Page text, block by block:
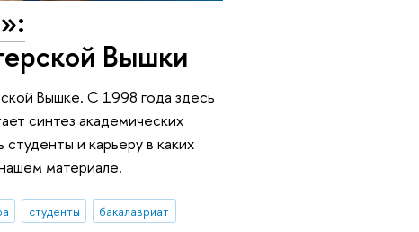
Вышки
Вышке. С 1998 года здесь
синтез академических
и карьеру в каких
материале.
студенты бакалавриат